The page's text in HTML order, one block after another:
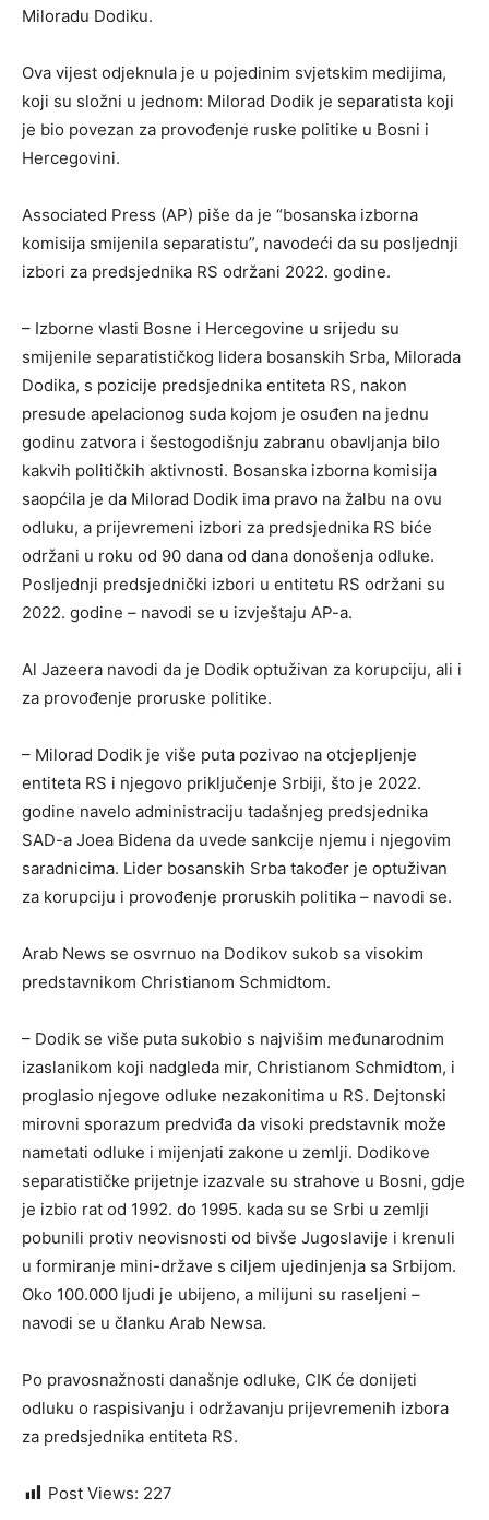
Miloradu Dodiku.
Ova vijest odjeknula je u pojedinim svjetskim medijima,
koji su složni u jednom: Milorad Dodik je separatista koji
je bio povezan za provođenje ruske politike u Bosni i
Hercegovini.
Associated Press (AP) piše da je “bosanska izborna
komisija smijenila separatistu”, navodeći da su posljednji
izbori za predsjednika RS održani 2022. godine.
– Izborne vlasti Bosne i Hercegovine u srijedu su
smijenile separatističkog lidera bosanskih Srba, Milorada
Dodika, s pozicije predsjednika entiteta RS, nakon
presude apelacionog suda kojom je osuđen na jednu
godinu zatvora i šestogodišnju zabranu obavljanja bilo
kakvih političkih aktivnosti. Bosanska izborna komisija
saopćila je da Milorad Dodik ima pravo na žalbu na ovu
odluku, a prijevremeni izbori za predsjednika RS biće
održani u roku od 90 dana od dana donošenja odluke.
Posljednji predsjednički izbori u entitetu RS održani su
2022. godine – navodi se u izvještaju AP-a.
Al Jazeera navodi da je Dodik optuživan za korupciju, ali i
za provođenje proruske politike.
– Milorad Dodik je više puta pozivao na otcjepljenje
entiteta RS i njegovo priključenje Srbiji, što je 2022.
godine navelo administraciju tadašnjeg predsjednika
SAD-a Joea Bidena da uvede sankcije njemu i njegovim
saradnicima. Lider bosanskih Srba također je optuživan
za korupciju i provođenje proruskih politika – navodi se.
Arab News se osvrnuo na Dodikov sukob sa visokim
predstavnikom Christianom Schmidtom.
– Dodik se više puta sukobio s najvišim međunarodnim
izaslanikom koji nadgleda mir, Christianom Schmidtom, i
proglasio njegove odluke nezakonitima u RS. Dejtonski
mirovni sporazum predviđa da visoki predstavnik može
nametati odluke i mijenjati zakone u zemlji. Dodikove
separatističke prijetnje izazvale su strahove u Bosni, gdje
je izbio rat od 1992. do 1995. kada su se Srbi u zemlji
pobunili protiv neovisnosti od bivše Jugoslavije i krenuli
u formiranje mini-države s ciljem ujedinjenja sa Srbijom.
Oko 100.000 ljudi je ubijeno, a milijuni su raseljeni –
navodi se u članku Arab Newsa.
Po pravosnažnosti današnje odluke, CIK će donijeti
odluku o raspisivanju i održavanju prijevremenih izbora
za predsjednika entiteta RS.
Post Views: 227